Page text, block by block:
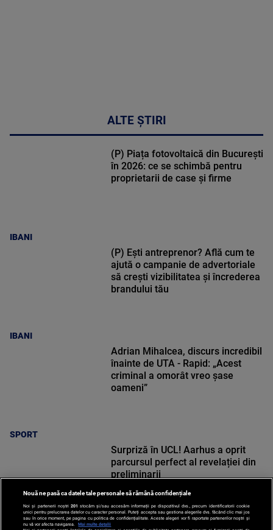
ALTE ȘTIRI
IBANI
(P) Piața fotovoltaică din București
în 2026: ce se schimbă pentru
proprietarii de case și firme
IBANI
(P) Ești antreprenor? Află cum te
ajută o campanie de advertoriale
să crești vizibilitatea și încrederea
brandului tău
SPORT
Adrian Mihalcea, discurs incredibil
înainte de UTA - Rapid: „Acest
criminal a omorât vreo șase
oameni”
Surpriză în UCL! Aarhus a oprit
parcursul perfect al revelației din
preliminarii
Nouă ne pasă ca datele tale personale să rămână confidențiale
Noi și partenerii noștri 201 stocăm și/sau accesăm informații pe dispozitivul dvs., precum identificatorii cookie
unici pentru prelucrarea datelor cu caracter personal. Puteți accepta sau gestiona alegerile dvs. făcând clic mai jos
sau în orice moment, pe pagina cu politica de confidențialitate. Aceste alegeri vor fi raportate partenerilor noștri și
nu vă vor afecta navigarea.
Mai multe detalii